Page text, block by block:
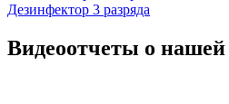
Дезинфектор 3 разряда
Видеоотчеты о нашей